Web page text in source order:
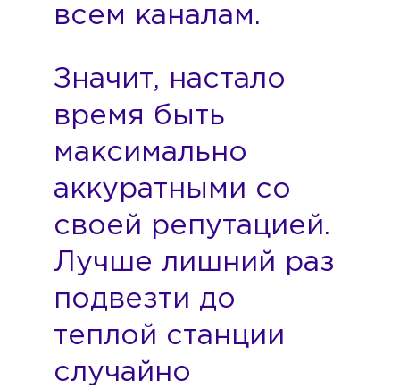
всем каналам.
Значит, настало
время быть
максимально
аккуратными со
своей репутацией.
Лучше лишний раз
подвезти до
теплой станции
случайно